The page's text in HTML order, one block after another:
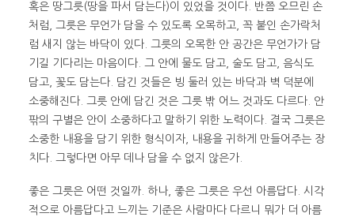
혹은 땅그릇(땅을 파서 담는다)이 있었을 것이다. 반쯤 오므린 손
처럼, 그릇은 무언가 담을 수 있도록 오목하고, 꼭 붙인 손가락처
럼 새지 않는 바닥이 있다. 그릇의 오목한 안 공간은 무언가가 담
기길 기다리는 마음이다. 그 안에 물도 담고, 술도 담고, 음식도
담고, 꽃도 담는다. 담긴 것들은 빙 둘러 있는 바닥과 벽 덕분에
소중해진다. 그릇 안에 담긴 것은 그릇 밖 어느 것과도 다르다. 안
팎의 구별은 안이 소중하다고 말하기 위한 노력이다. 결국 그릇은
소중한 내용을 담기 위한 형식이자, 내용을 귀하게 만들어주는 장
치다. 그렇다면 아무 데나 담을 수 없지 않은가.
좋은 그릇은 어떤 것일까. 하나, 좋은 그릇은 우선 아름답다. 시각
적으로 아름답다고 느끼는 기준은 사람마다 다르니 뭐가 더 아름